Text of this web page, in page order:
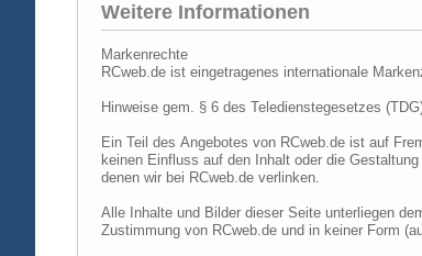
Weitere Informationen
Markenrechte
RCweb.de ist eingetragenes internationale
Hinweise gem. § 6 des Teledienstegesetzes
Ein Teil des Angebotes von RCweb.de ist auf
keinen Einfluss auf den Inhalt oder die
denen wir bei RCweb.de verlinken.
Alle Inhalte und Bilder dieser Seite unterliegen
Zustimmung von RCweb.de und in keiner Form